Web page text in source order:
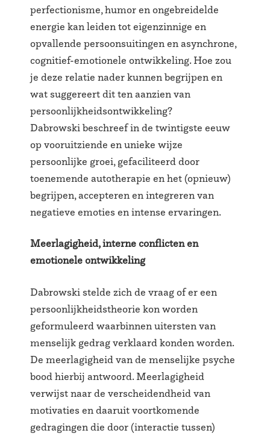
perfectionisme, humor en ongebreidelde
energie kan leiden tot eigenzinnige en
opvallende persoonsuitingen en asynchrone,
cognitief-emotionele ontwikkeling. Hoe zou
je deze relatie nader kunnen begrijpen en
wat suggereert dit ten aanzien van
persoonlijkheidsontwikkeling?
Dabrowski beschreef in de twintigste eeuw
op vooruitziende en unieke wijze
persoonlijke groei, gefaciliteerd door
toenemende autotherapie en het (opnieuw)
begrijpen, accepteren en integreren van
negatieve emoties en intense ervaringen.
Meerlagigheid, interne conflicten en
emotionele ontwikkeling
Dabrowski stelde zich de vraag of er een
persoonlijkheidstheorie kon worden
geformuleerd waarbinnen uitersten van
menselijk gedrag verklaard konden worden.
De meerlagigheid van de menselijke psyche
bood hierbij antwoord. Meerlagigheid
verwijst naar de verscheidendheid van
motivaties en daaruit voortkomende
gedragingen die door (interactie tussen)